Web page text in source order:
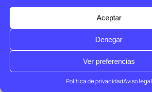
Aceptar
Denegar
Ver preferencias
Política de privacidadAviso legal
© Holtrop 2026
Política de privacidad
Política de cookies